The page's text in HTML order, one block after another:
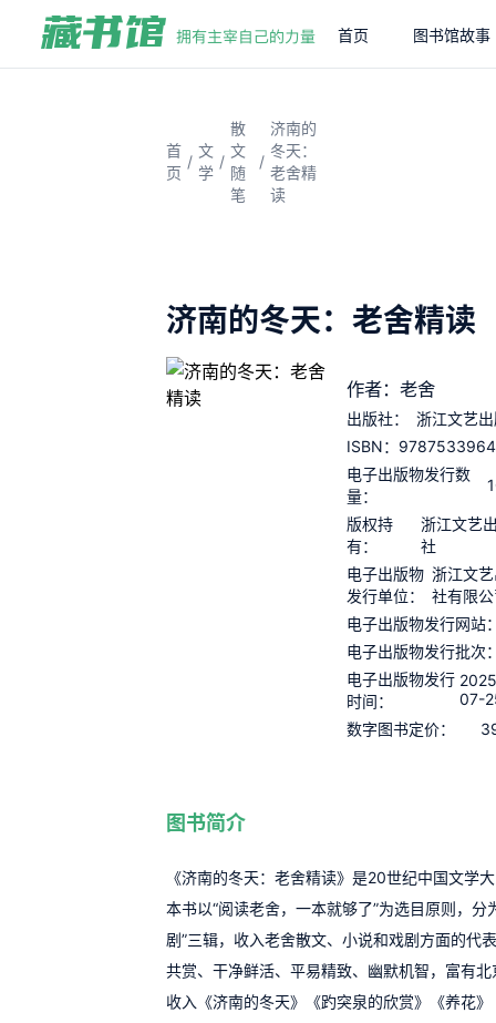
首页 图书馆故事
首
页
/
文
学
/
散
文
随
笔
/
济南的
冬天：
老舍精
读
济南的冬天：老舍精读
作者：老舍
出版社：
浙江文艺
ISBN：
电子出版物发行数
量：
版权持
有：
浙江文艺
社
电子出版物
发行单位：
浙江文
社有限
电子出版物发行网站
电子出版物发行批次
电子出版物发行
时间：
07-
数字图书定价：
图书简介
《济南的冬天：老舍精读》是20世纪中国文学
本书以“阅读老舍，一本就够了”为选目原则，分
剧”三辑，收入老舍散文、小说和戏剧方面的代
共赏、干净鲜活、平易精致、幽默机智，富有
收入《济南的冬天》《趵突泉的欣赏》《养花